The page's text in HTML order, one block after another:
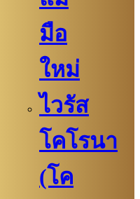
มือ
ใหม่
ไวรัส
โคโรนา
(โค